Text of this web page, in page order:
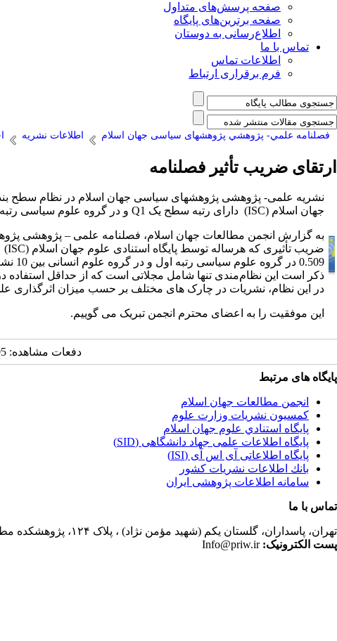
صفحه پرسش‌های متداول
صفحه برترین‌های پایگاه
اطلاع‌رسانی به دوستان
تماس با ما
اطلاعات تماس
فرم برقراری ارتباط
فصلنامه علمي- پژوهشي پژوهشهای سیاسی جهان اسلام اطلاعات نشریه
ارتقای ضریب تأثیر فصلنامه
نشریه علمی- پژوهشی پژوهشهای سیاسی جهان اسلام در نظام سطح
جهان اسلام (ISC) دارای رتبه سطح یک Q1 و در گروه علوم سیاسی
به گزارش انجمن مطالعات جهان اسلام، فصلنامه علمی – پژوهشی
ضریب تأثیری که هرساله توسط پایگاه استنادی علوم جهان اسلام (ISC)
0.509
در
ذکر است این نظام‌مندی تنها شامل مجلاتی است که از حداقل استفاده
در این نظام، نشریات در چارک های مختلف بر حسب میزان اثرگذاری
این موفقیت را به اعضای محترم انجمن تبریک می گوییم.
دفعات مشاهده: 13295 بار |
پایگاه های مرتبط
انجمن مطالعات جهان اسلام
کمسیون نشریات وزارت علوم
پايگاه استنادي علوم جهان اسلام
پایگاه اطلاعات علمی جهاد دانشگاهی (SID)
پایگاه اطلاعاتی آی اس آی (ISI)
بانك اطلاعات نشريات كشور
سامانه اطلاعات پژوهشی ایران
تماس با ما
تهران، پاسداران، گلستان یکم (شهید مؤمن نژاد) ، پلاک ۱۲۴، پژوهشکده مطالعات فرهنگی و اجتماعی، ساختمان کتابخانه، دفتر انجمن مطالعات جهان اسلام، فصلنامه پژوهشهای سیاسی جهان اسلام
پست الکترونیک:Info@priw.ir